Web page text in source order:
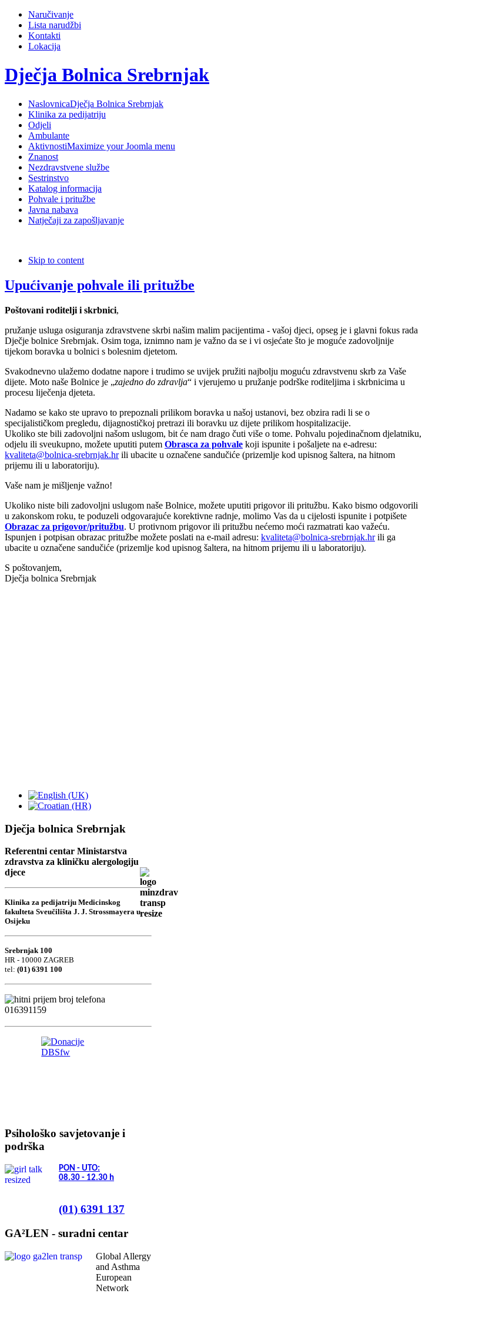
Naručivanje
Lista narudžbi
Kontakti
Lokacija
Dječja Bolnica Srebrnjak
NaslovnicaDječja Bolnica Srebrnjak
Klinika za pedijatriju
Odjeli
Ambulante
AktivnostiMaximize your Joomla menu
Znanost
Nezdravstvene službe
Sestrinstvo
Katalog informacija
Pohvale i pritužbe
Javna nabava
Natječaji za zapošljavanje
Skip to content
Upućivanje pohvale ili pritužbe
Poštovani roditelji i skrbnici,
pružanje usluga osiguranja zdravstvene skrbi našim malim pacijentima - vašoj djeci, opseg je i glavni fokus rada
Dječje bolnice Srebrnjak. Osim toga, iznimno nam je važno da se i vi osjećate što je moguće zadovoljnije
tijekom boravka u bolnici s bolesnim djetetom.
Svakodnevno ulažemo dodatne napore i trudimo se uvijek pružiti najbolju moguću zdravstvenu skrb za Vaše
dijete. Moto naše Bolnice je „zajedno do zdravlja“ i vjerujemo u pružanje podrške roditeljima i skrbnicima u
procesu liječenja djeteta.
Nadamo se kako ste upravo to prepoznali prilikom boravka u našoj ustanovi, bez obzira radi li se o
specijalističkom pregledu, dijagnostičkoj pretrazi ili boravku uz dijete prilikom hospitalizacije.
Ukoliko ste bili zadovoljni našom uslugom, bit će nam drago čuti više o tome. Pohvalu pojedinačnom djelatniku,
odjelu ili sveukupno, možete uputiti putem Obrasca za pohvale koji ispunite i pošaljete na e-adresu:
kvaliteta@bolnica-srebrnjak.hrili ubacite u označene sandučiće (prizemlje kod upisnog šaltera, na hitnom
prijemu ili u laboratoriju).
Vaše nam je mišljenje važno!
Ukoliko niste bili zadovoljni uslugom naše Bolnice, možete uputiti prigovor ili pritužbu. Kako bismo odgovorili
u zakonskom roku, te poduzeli odgovarajuće korektivne radnje, molimo Vas da u cijelosti ispunite i potpišete
Obrazac za prigovor/pritužbu. U protivnom prigovor ili pritužbu nećemo moći razmatrati kao važeću.
Ispunjen i potpisan obrazac pritužbe možete poslati na e-mail adresu: kvaliteta@bolnica-srebrnjak.hrili ga
ubacite u označene sandučiće (prizemlje kod upisnog šaltera, na hitnom prijemu ili u laboratoriju).
S poštovanjem,
Dječja bolnica Srebrnjak
Dječja bolnica Srebrnjak
Referentni centar Ministarstva
zdravstva za kliničku alergologiju
djece
Klinika za pedijatriju Medicinskog
fakulteta Sveučilišta J. J. Strossmayera u
Osijeku
Srebrnjak 100
HR - 10000 ZAGREB
tel: (01) 6391 100
Psihološko savjetovanje i
podrška
PON - UTO:
08.30 - 12.30 h
(01) 6391 137
GA²LEN - suradni centar
Global Allergy
and Asthma
European
Network